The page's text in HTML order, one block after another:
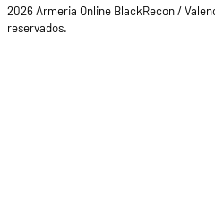
2026 Armeria Online BlackRecon /
reservados.